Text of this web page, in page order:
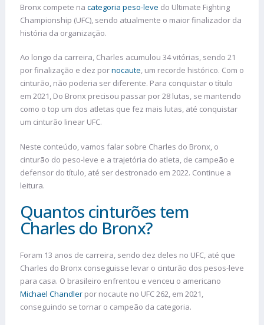
Bronx compete na categoria peso-leve do Ultimate Fighting
Championship (UFC), sendo atualmente o maior finalizador da
história da organização.
Ao longo da carreira, Charles acumulou 34 vitórias, sendo 21
por finalização e dez pornocaute, um recorde histórico. Com o
cinturão, não poderia ser diferente. Para conquistar o título
em 2021, Do Bronx precisou passar por 28 lutas, se mantendo
como o top um dos atletas que fez mais lutas, até conquistar
um cinturão linear UFC.
Neste conteúdo, vamos falar sobre Charles do Bronx, o
cinturão do peso-leve e a trajetória do atleta, de campeão e
defensor do título, até ser destronado em 2022. Continue a
leitura.
Quantos cinturões tem
Charles do Bronx?
Foram 13 anos de carreira, sendo dez deles no UFC, até que
Charles do Bronx conseguisse levar o cinturão dos pesos-leve
para casa. O brasileiro enfrentou e venceu o americano
Michael Chandler por nocaute no UFC 262, em 2021,
conseguindo se tornar o campeão da categoria.